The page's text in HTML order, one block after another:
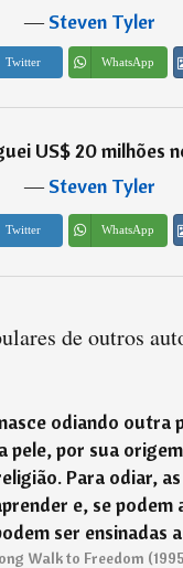
―Steven Tyler
Twitter WhatsApp
US$ 20 milhões
―Steven Tyler
Twitter WhatsApp
de outros
odiando outra
pele, por sua
Para odiar,
e, se podem
ser ensinadas
Walk to Freedom